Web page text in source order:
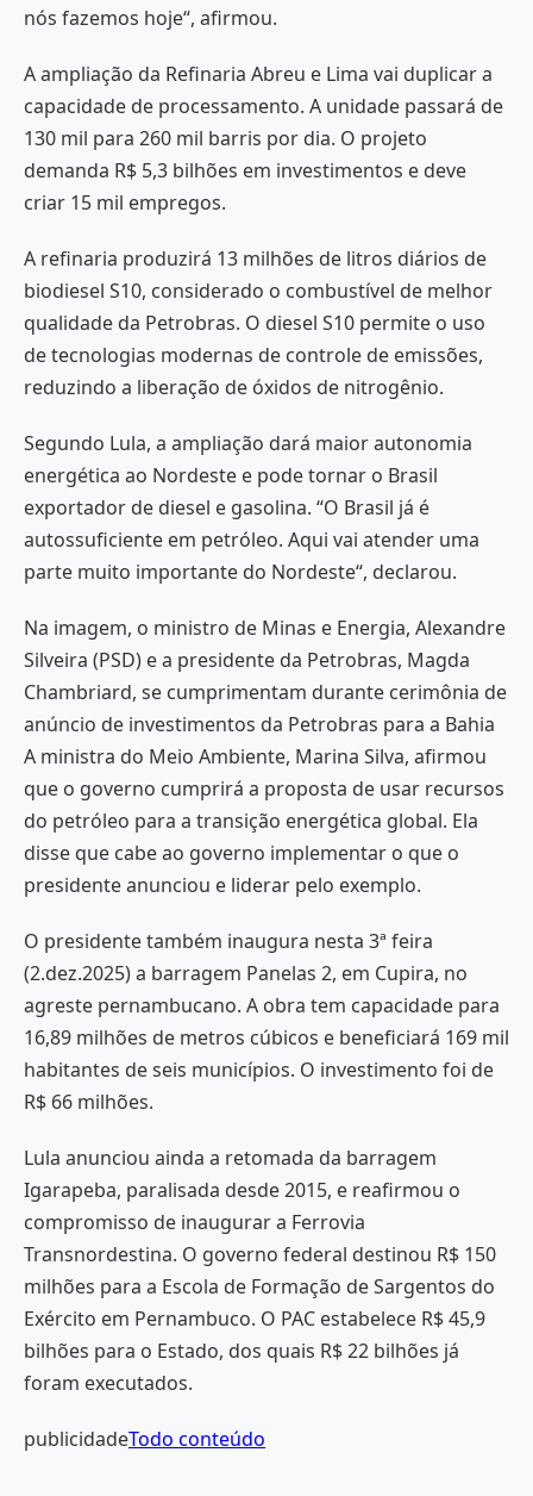
nós fazemos hoje“, afirmou.
A ampliação da Refinaria Abreu e Lima vai duplicar a
capacidade de processamento. A unidade passará de
130 mil para 260 mil barris por dia. O projeto
demanda R$ 5,3 bilhões em investimentos e deve
criar 15 mil empregos.
A refinaria produzirá 13 milhões de litros diários de
biodiesel S10, considerado o combustível de melhor
qualidade da Petrobras. O diesel S10 permite o uso
de tecnologias modernas de controle de emissões,
reduzindo a liberação de óxidos de nitrogênio.
Segundo Lula, a ampliação dará maior autonomia
energética ao Nordeste e pode tornar o Brasil
exportador de diesel e gasolina. “O Brasil já é
autossuficiente em petróleo. Aqui vai atender uma
parte muito importante do Nordeste“, declarou.
Na imagem, o ministro de Minas e Energia, Alexandre
Silveira (PSD) e a presidente da Petrobras, Magda
Chambriard, se cumprimentam durante cerimônia de
anúncio de investimentos da Petrobras para a Bahia
A ministra do Meio Ambiente, Marina Silva, afirmou
que o governo cumprirá a proposta de usar recursos
do petróleo para a transição energética global. Ela
disse que cabe ao governo implementar o que o
presidente anunciou e liderar pelo exemplo.
O presidente também inaugura nesta 3ª feira
(2.dez.2025) a barragem Panelas 2, em Cupira, no
agreste pernambucano. A obra tem capacidade para
16,89 milhões de metros cúbicos e beneficiará 169 mil
habitantes de seis municípios. O investimento foi de
R$ 66 milhões.
Lula anunciou ainda a retomada da barragem
Igarapeba, paralisada desde 2015, e reafirmou o
compromisso de inaugurar a Ferrovia
Transnordestina. O governo federal destinou R$ 150
milhões para a Escola de Formação de Sargentos do
Exército em Pernambuco. O PAC estabelece R$ 45,9
bilhões para o Estado, dos quais R$ 22 bilhões já
foram executados.
publicidadeTodo conteúdo